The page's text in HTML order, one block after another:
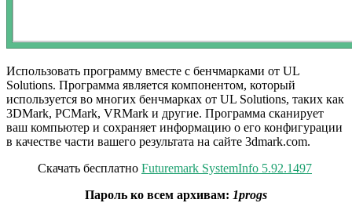
Использовать программу вместе с бенчмарками от UL
Solutions. Программа является компонентом, который
используется во многих бенчмарках от UL Solutions, таких как
3DMark, PCMark, VRMark и другие. Программа сканирует
ваш компьютер и сохраняет информацию о его конфигурации
в качестве части вашего результата на сайте 3dmark.com.
Скачать бесплатно Futuremark SystemInfo 5.92.1497
Пароль ко всем архивам: 1progs